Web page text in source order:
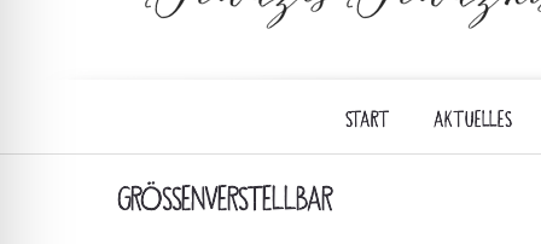
START AKTUELLES
GRÖSSENVERSTELLBAR